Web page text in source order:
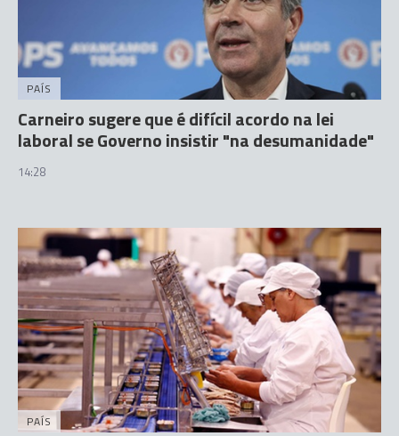
PAÍS
Carneiro sugere que é difícil acordo na lei
laboral se Governo insistir "na desumanidade"
14:28
PAÍS